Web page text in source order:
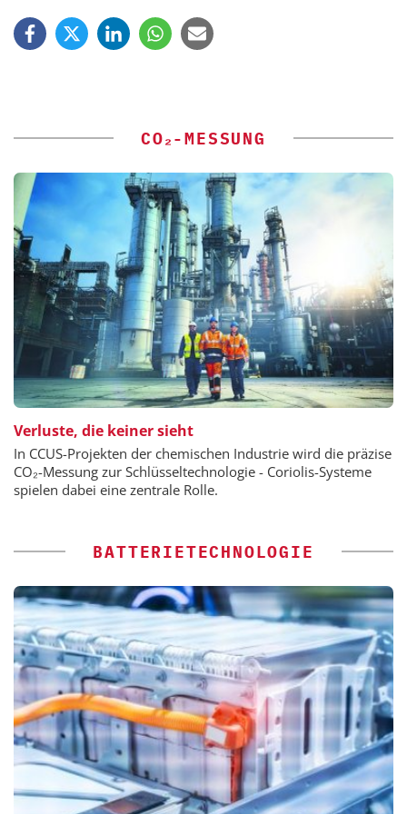
CO₂-MESSUNG
Verluste, die keiner sieht
In CCUS-Projekten der chemischen Industrie wird die präzise
CO₂-Messung zur Schlüsseltechnologie - Coriolis-Systeme
spielen dabei eine zentrale Rolle.
BATTERIETECHNOLOGIE